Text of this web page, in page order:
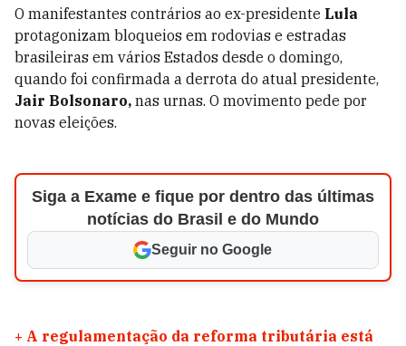
O manifestantes contrários ao ex-presidente Lula
protagonizam bloqueios em rodovias e estradas
brasileiras em vários Estados desde o domingo,
quando foi confirmada a derrota do atual presidente,
Jair Bolsonaro, nas urnas. O movimento pede por
novas eleições.
Siga a Exame e fique por dentro das últimas
notícias do Brasil e do Mundo
Seguir no Google
+ A regulamentação da reforma tributária está